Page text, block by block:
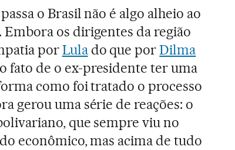
o Brasil não é algo alheio ao
os dirigentes da região
porLulado que porDilma
fato de o ex-presidente ter uma
como foi tratado o processo
gerou uma série de reações: o
que sempre viu no
econômico, mas acima de tudo